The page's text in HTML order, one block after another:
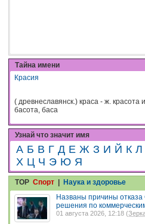
Тайна имени
Красия
( древнеславянск.) краса - ж. красота
басота, баса
Узнай что значит имя
А Б В Г Д Е Ж З И Й К Л
Х Ц Ч Э Ю Я
TOP Спорт | Наука и здоровье
Названы причины
решения по
01 августа 2026, 12:18 (